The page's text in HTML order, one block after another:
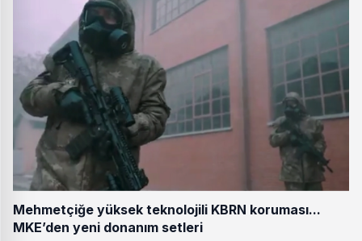
Mehmetçiğe yüksek teknolojili KBRN koruması...
MKE’den yeni donanım setleri